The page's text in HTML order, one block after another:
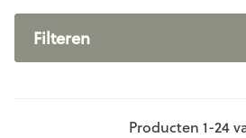
Filteren
Producten 1-24